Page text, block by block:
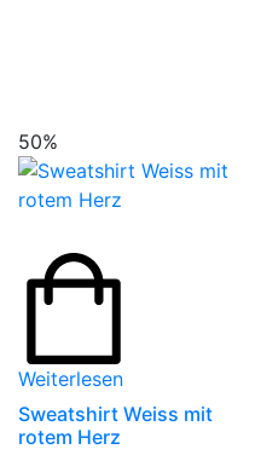
50%
Weiterlesen
Sweatshirt Weiss mit
rotem Herz